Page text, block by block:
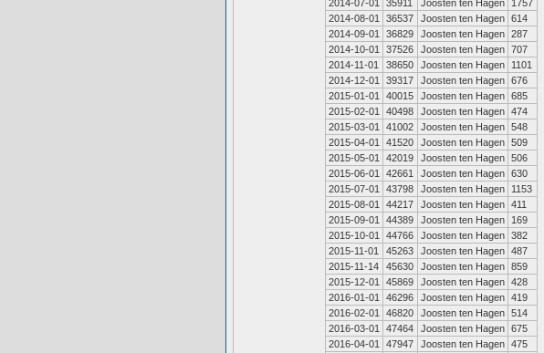
2014-07-01
35911 Joosten ten Hagen
1757
2014-08-01
36537 Joosten ten Hagen 614
2014-09-01
36829 Joosten ten Hagen 287
2014-10-01
37526 Joosten ten Hagen 707
2014-11-01
38650 Joosten ten Hagen
1101
2014-12-01
39317 Joosten ten Hagen 676
2015-01-01
40015 Joosten ten Hagen 685
2015-02-01
40498 Joosten ten Hagen 474
2015-03-01
41002 Joosten ten Hagen 548
2015-04-01
41520 Joosten ten Hagen 509
2015-05-01
42019 Joosten ten Hagen 506
2015-06-01
42661 Joosten ten Hagen 630
2015-07-01
43798 Joosten ten Hagen
1153
2015-08-01
44217 Joosten ten Hagen 411
2015-09-01
44389 Joosten ten Hagen
169
2015-10-01
44766 Joosten ten Hagen 382
2015-11-01
45263 Joosten ten Hagen 487
2015-11-14
45630 Joosten ten Hagen 859
2015-12-01
45869 Joosten ten Hagen 428
2016-01-01
46296 Joosten ten Hagen 419
2016-02-01
46820 Joosten ten Hagen 514
2016-03-01
47464 Joosten ten Hagen 675
2016-04-01
47947 Joosten ten Hagen 475